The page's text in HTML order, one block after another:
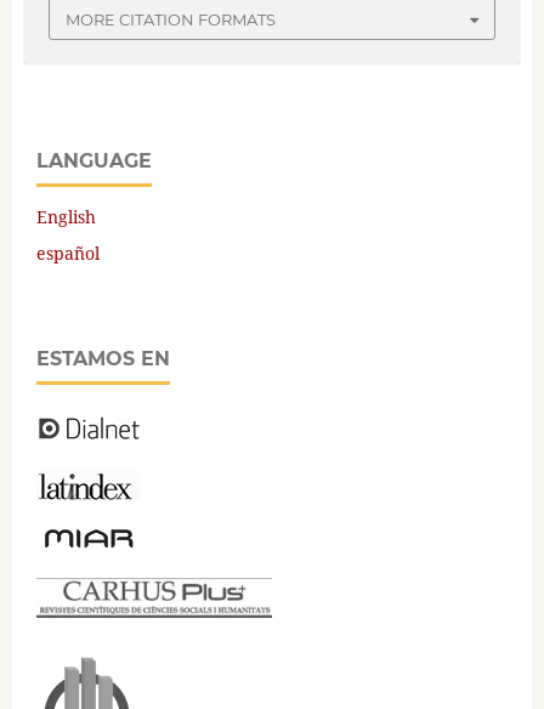
MORE CITATION FORMATS
LANGUAGE
English
español
ESTAMOS EN